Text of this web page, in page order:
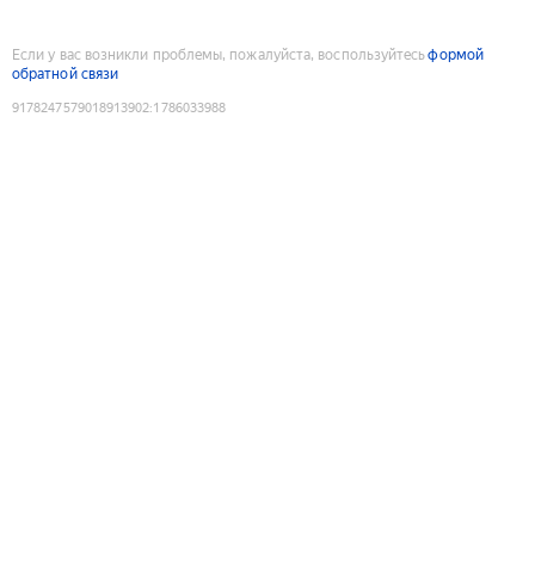
Если у вас возникли проблемы, пожалуйста, воспользуйтесьформой
обратной связи
9178247579018913902:1786033988